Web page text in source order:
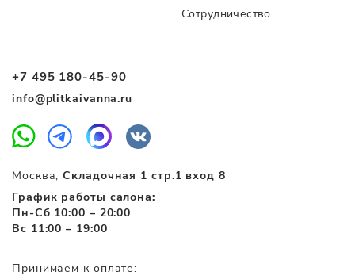
+7 495 180-45-90
info@plitkaivanna.ru
Москва,Складочная 1 стр.1 вход 8
График работы салона:
Пн-Сб 10:00 – 20:00
Вс 11:00 – 19:00
Сотрудничество
Принимаем к оплате: